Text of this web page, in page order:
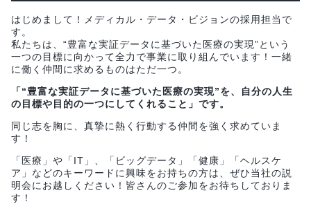
はじめまして！メディカル・データ・ビジョンの採用担当で
す。
私たちは、“豊富な実証データに基づいた医療の実現”という
一つの目標に向かって全力で事業に取り組んでいます！一緒
に働く仲間に求めるものはただ一つ。
「“豊富な実証データに基づいた医療の実現”を、自分の人生
の目標や目的の一つにしてくれること」です。
同じ志を胸に、真摯に熱く行動する仲間を強く求めていま
す！
「医療」や「IT」、「ビッグデータ」「健康」「ヘルスケ
ア」などのキーワードに興味をお持ちの方は、ぜひ当社の説
明会にお越しください！皆さんのご参加をお待ちしておりま
す！